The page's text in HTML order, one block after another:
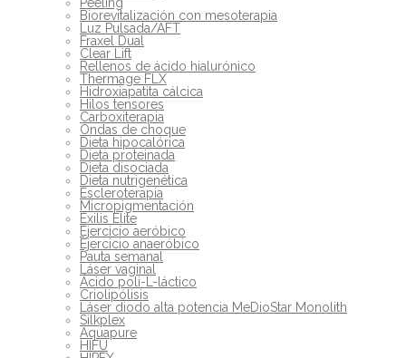
Biorevitalización con mesoterapia
Luz Pulsada/AFT
Fraxel Dual
Clear Lift
Rellenos de ácido hialurónico
Thermage FLX
Hidroxiapatita cálcica
Hilos tensores
Carboxiterapia
Ondas de choque
Dieta hipocalórica
Dieta proteinada
Dieta disociada
Dieta nutrigenética
Escleroterapia
Micropigmentación
Exilis Elite
Ejercicio aeróbico
Ejercicio anaeróbico
Pauta semanal
Láser vaginal
Ácido poli-L-láctico
Criolipólisis
Láser diodo alta potencia MeDioStar Monolith
Silkplex
Aquapure
HIFU